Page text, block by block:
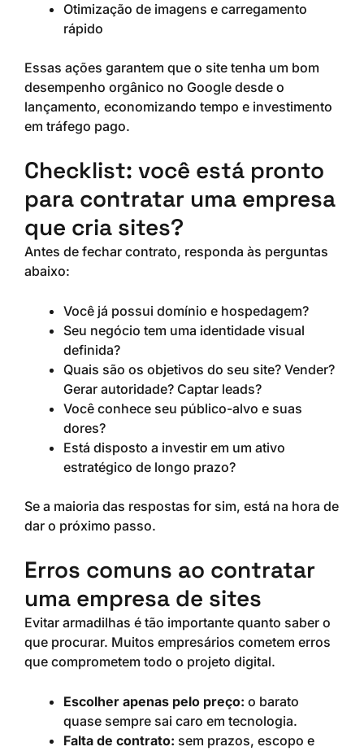
Otimização de imagens e carregamento
rápido
Essas ações garantem que o site tenha um bom
desempenho orgânico no Google desde o
lançamento, economizando tempo e investimento
em tráfego pago.
Checklist: você está pronto
para contratar uma empresa
que cria sites?
Antes de fechar contrato, responda às perguntas
abaixo:
Você já possui domínio e hospedagem?
Seu negócio tem uma identidade visual
definida?
Quais são os objetivos do seu site? Vender?
Gerar autoridade? Captar leads?
Você conhece seu público-alvo e suas
dores?
Está disposto a investir em um ativo
estratégico de longo prazo?
Se a maioria das respostas for sim, está na hora de
dar o próximo passo.
Erros comuns ao contratar
uma empresa de sites
Evitar armadilhas é tão importante quanto saber o
que procurar. Muitos empresários cometem erros
que comprometem todo o projeto digital.
Escolher apenas pelo preço: o barato
quase sempre sai caro em tecnologia.
Falta de contrato: sem prazos, escopo e